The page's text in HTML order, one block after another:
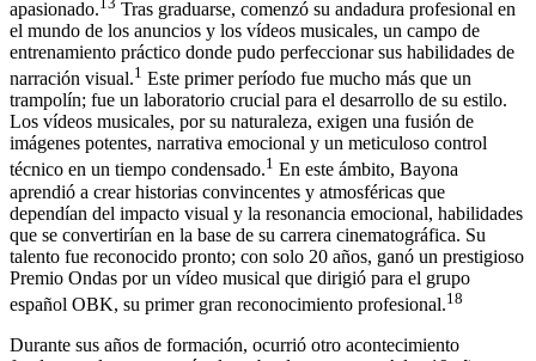
apasionado.
Tras graduarse, comenzó su andadura profesional en
el mundo de los anuncios y los vídeos musicales, un campo de
entrenamiento práctico donde pudo perfeccionar sus habilidades de
narración visual.1 Este primer período fue mucho más que un
trampolín; fue un laboratorio crucial para el desarrollo de su estilo.
Los vídeos musicales, por su naturaleza, exigen una fusión de
imágenes potentes, narrativa emocional y un meticuloso control
técnico en un tiempo condensado.1 En este ámbito, Bayona
aprendió a crear historias convincentes y atmosféricas que
dependían del impacto visual y la resonancia emocional, habilidades
que se convertirían en la base de su carrera cinematográfica. Su
talento fue reconocido pronto; con solo 20 años, ganó un prestigioso
Premio Ondas por un vídeo musical que dirigió para el grupo
español OBK, su primer gran reconocimiento profesional.18
Durante sus años de formación, ocurrió otro acontecimiento